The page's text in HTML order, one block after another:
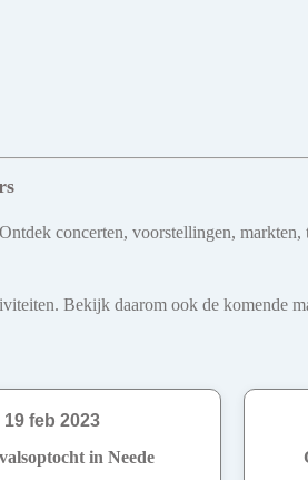
concerten, voorstellingen,
Bekijk daarom ook de komende
19 feb 2023
in Neede